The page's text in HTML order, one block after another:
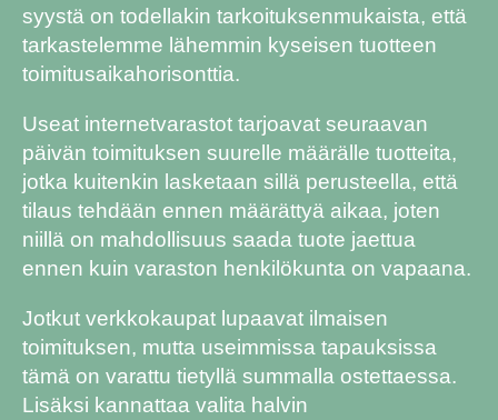
syystä on todellakin tarkoituksenmukaista, että
tarkastelemme lähemmin kyseisen tuotteen
toimitusaikahorisonttia.
Useat internetvarastot tarjoavat seuraavan
päivän toimituksen suurelle määrälle tuotteita,
jotka kuitenkin lasketaan sillä perusteella, että
tilaus tehdään ennen määrättyä aikaa, joten
niillä on mahdollisuus saada tuote jaettua
ennen kuin varaston henkilökunta on vapaana.
Jotkut verkkokaupat lupaavat ilmaisen
toimituksen, mutta useimmissa tapauksissa
tämä on varattu tietyllä summalla ostettaessa.
Lisäksi kannattaa valita halvin